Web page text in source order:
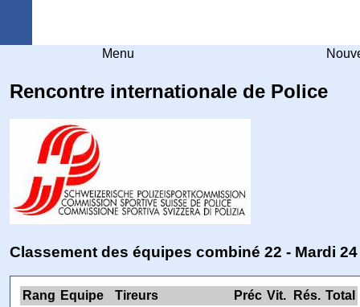
Menu
Rencontre internationale de Police
Classement des équipes combiné 22 - Mardi
Rang Equipe Tireurs Préc Vit. Rés. Total